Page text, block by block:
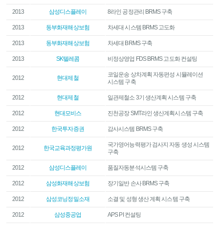
2013 삼성디스플레이 8라인 공정관리 BRMS 구축
2013 동부화재해상보험 차세대 시스템 BRMS 고도화
2013 동부화재해상보험 차세대 BRMS 구축
2013 SK텔레콤 비정상영업 FDS BRMS 고도화 컨설팅
2012 현대제철
코일운송 상차계획 자동편성 시뮬레이션
시스템 구축
2012 현대제철 일관제철소 3기 생산계획 시스템 구축
2012 현대모비스 진천공장 SMT라인 생산계획시스템 구축
2012 한국투자증권 감사시스템 BRMS 구축
2012 한국교육과정평가원
국가영어능력평가 검사지 자동 생성 시스템
구축
2012 삼성디스플레이 품질자동분석시스템 구축
2012 삼성화재해상보험 장기일반 손사 BRMS 구축
2012 삼성코닝정밀소재 소결 및 성형 생산 계획 시스템 구축
2012 삼성중공업 APS PI 컨설팅